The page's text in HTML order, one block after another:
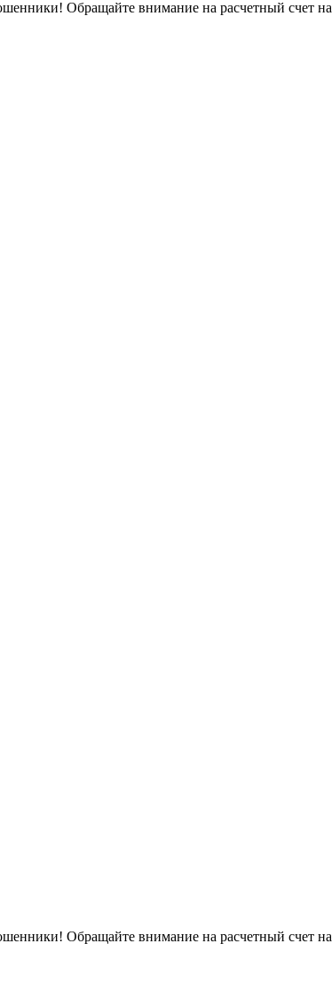
Обращайте внимание на расчетный счет
Обращайте внимание на расчетный счет